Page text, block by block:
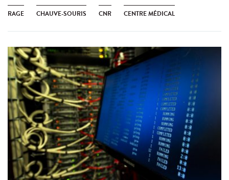
RAGE CHAUVE-SOURIS CNR CENTRE MÉDICAL